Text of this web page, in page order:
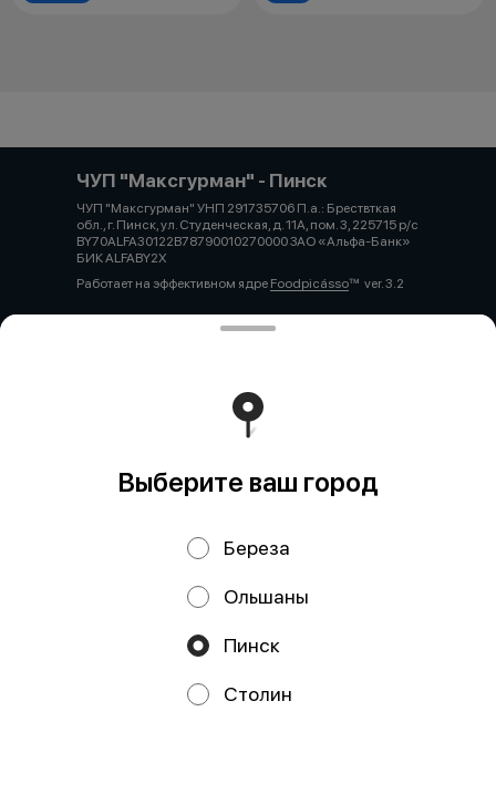
ЧУП "Максгурман" - Пинск
ЧУП "Максгурман" УНП 291735706 П.а.: Брествткая
обл., г. Пинск, ул. Студенческая, д. 11А, пом. 3, 225715 р/с
BY70ALFA30122B78790010270000 ЗАО «Альфа-Банк»
БИК ALFABY2X
Работает на эффективном ядре Foodpicássover. 3.2
Политика конфиденциальности
Публичная оферта
Выберите ваш город
Береза
Ольшаны
Пинск
Столин